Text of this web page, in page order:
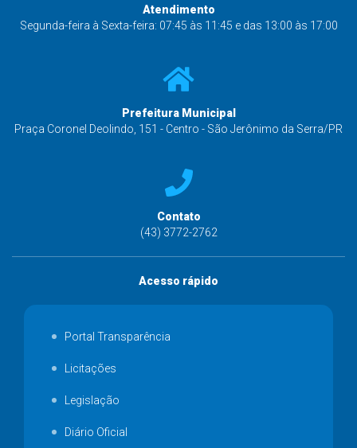
Atendimento
Segunda-feira à Sexta-feira: 07:45 às 11:45 e das 13:00 às 17:00
Prefeitura Municipal
Praça Coronel Deolindo, 151 - Centro - São Jerônimo da Serra/PR
Contato
(43) 3772-2762
Acesso rápido
Portal Transparência
Licitações
Legislação
Diário Oficial